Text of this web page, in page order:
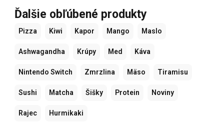
Ďalšie obľúbené produkty
Pizza Kiwi Kapor Mango Maslo
Ashwagandha Krúpy Med Káva
Nintendo Switch Zmrzlina Mäso Tiramisu
Sushi Matcha Šišky Protein Noviny
Rajec Hurmikaki